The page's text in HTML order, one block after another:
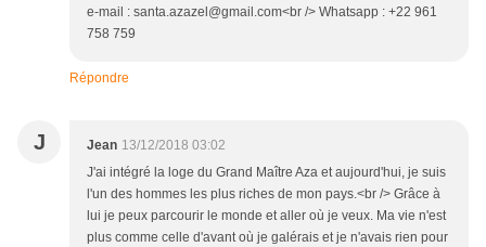
e-mail : santa.azazel@gmail.com<br /> Whatsapp : +22 961
758 759
Répondre
J Jean 13/12/2018 03:02
J'ai intégré la loge du Grand Maître Aza et aujourd'hui, je suis
l'un des hommes les plus riches de mon pays.<br /> Grâce à
lui je peux parcourir le monde et aller où je veux. Ma vie n'est
plus comme celle d'avant où je galérais et je n'avais rien pour